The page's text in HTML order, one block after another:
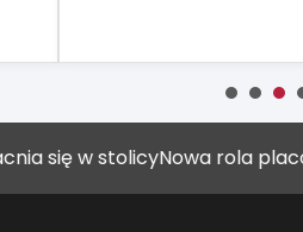
w stolicyNowa rola placówek